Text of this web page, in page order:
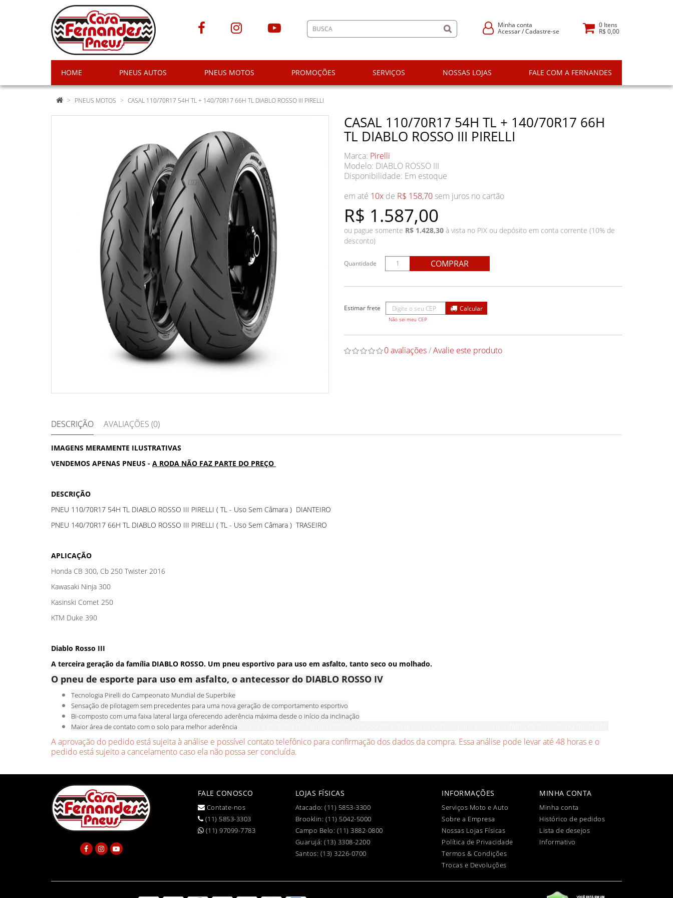
Minha conta
Acessar/Cadastre-se
0Itens
R$ 0,00
HOME PNEUS AUTOS PNEUS MOTOS PROMOÇÕES SERVIÇOS NOSSAS LOJAS FALE COM A FERNANDES
PNEUS MOTOS CASAL 110/70R17 54H TL + 140/70R17 66H TL DIABLO ROSSO III PIRELLI
CASAL 110/70R17 54H TL + 140/70R17 66H
TL DIABLO ROSSO III PIRELLI
Marca: Pirelli
Modelo: DIABLO ROSSO III
Disponibilidade: Em estoque
R$ 1.587,00
em até 10x de R$ 158,70 sem juros no cartão
ou pague somente R$ 1.428,30 à vista no PIX ou depósito em conta corrente (10% de
desconto)
Quantidade COMPRAR
Não sei meu CEP
0 avaliações/Avalie este produto
DESCRIÇÃO AVALIAÇÕES (0)
IMAGENS MERAMENTE ILUSTRATIVAS
VENDEMOS APENAS PNEUS - A RODA NÃO FAZ PARTE DO PREÇO
DESCRIÇÃO
PNEU 110/70R17 54H TL DIABLO ROSSO III PIRELLI ( TL - Uso Sem Câmara ) DIANTEIRO
PNEU 140/70R17 66H TL DIABLO ROSSO III PIRELLI ( TL - Uso Sem Câmara ) TRASEIRO
APLICAÇÃO
Honda CB 300, Cb 250 Twister 2016
Kawasaki Ninja 300
Kasinski Comet 250
KTM Duke 390
Diablo Rosso III
A terceira geração da família DIABLO ROSSO. Um pneu esportivo para uso em asfalto, tanto seco ou molhado.
O pneu de esporte para uso em asfalto, o antecessor do DIABLO ROSSO IV
Tecnologia Pirelli do Campeonato Mundial de Superbike
Sensação de pilotagem sem precedentes para uma nova geração de comportamento esportivo
Bi-composto com uma faixa lateral larga oferecendo aderência máxima desde o início da inclinação
Maior área de contato com o solo para melhor aderência
A aprovação do pedido está sujeita à análise e possível contato telefônico para confirmação dos dados da compra. Essa análise pode levar até 48 horas e o
pedido está sujeito a cancelamento caso ela não possa ser concluída.
FALE CONOSCO
Contate-nos
(11) 5853-3303
(11) 97099-7783
LOJAS FÍSICAS
Atacado: (11) 5853-3300
Brooklin: (11) 5042-5000
Campo Belo: (11) 3882-0800
Guarujá: (13) 3308-2200
Santos: (13) 3226-0700
INFORMAÇÕES
Serviços Moto e Auto
Sobre a Empresa
Nossas Lojas Físicas
Política de Privacidade
Termos & Condições
Trocas e Devoluções
MINHA CONTA
Minha conta
Histórico de pedidos
Lista de desejos
Informativo